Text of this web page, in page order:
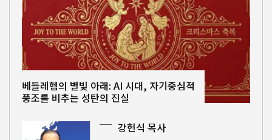
베들레헴의 별빛 아래: AI 시대, 자기중심적
풍조를 비추는 성탄의 진실
강헌식 목사